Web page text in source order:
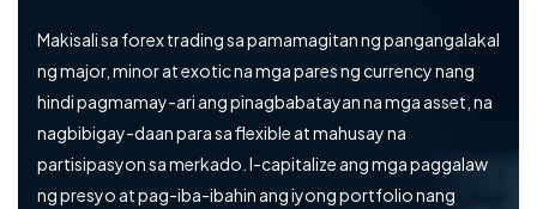
Makisali sa forex trading sa pamamagitan ng pangangalakal
ng major, minor at exotic na mga pares ng currency nang
hindi pagmamay-ari ang pinagbabatayan na mga asset, na
nagbibigay-daan para sa flexible at mahusay na
partisipasyon sa merkado. I-capitalize ang mga paggalaw
ng presyo at pag-iba-ibahin ang iyong portfolio nang